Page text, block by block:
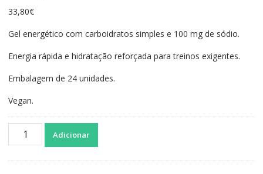
33,80€
Gel energético com carboidratos simples e 100 mg de sódio.
Energia rápida e hidratação reforçada para treinos exigentes.
Embalagem de 24 unidades.
Vegan.
Quantidade
Adicionar